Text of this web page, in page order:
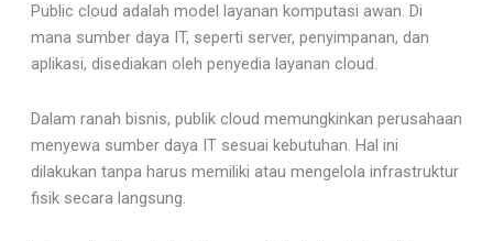
Public cloud adalah model layanan komputasi awan. Di
mana sumber daya IT, seperti server, penyimpanan, dan
aplikasi, disediakan oleh penyedia layanan cloud.
Dalam ranah bisnis, publik cloud memungkinkan perusahaan
menyewa sumber daya IT sesuai kebutuhan. Hal ini
dilakukan tanpa harus memiliki atau mengelola infrastruktur
fisik secara langsung.